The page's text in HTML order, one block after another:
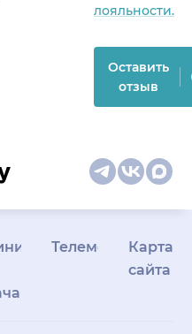
лояльности.
Оставить
отзыв
Телемедицина
Карта
сайта